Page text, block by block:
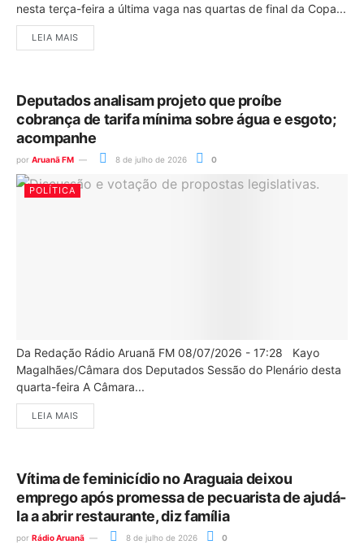
nesta terça-feira a última vaga nas quartas de final da Copa...
LEIA MAIS
Deputados analisam projeto que proíbe
cobrança de tarifa mínima sobre água e esgoto;
acompanhe
por Aruanã FM 8 de julho de 2026 0
POLÍTICA
Da Redação Rádio Aruanã FM 08/07/2026 - 17:28 Kayo
Magalhães/Câmara dos Deputados Sessão do Plenário desta
quarta-feira A Câmara...
LEIA MAIS
Vítima de feminicídio no Araguaia deixou
emprego após promessa de pecuarista de ajudá-
la a abrir restaurante, diz família
por Rádio Aruanã 8 de julho de 2026 0